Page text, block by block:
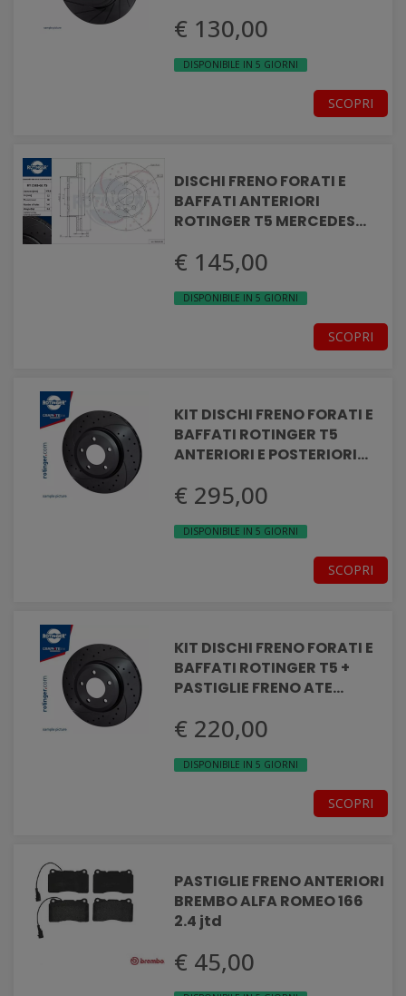
€ 130,00
DISPONIBILE IN 5 GIORNI
SCOPRI
DISCHI FRENO FORATI E
BAFFATI ANTERIORI
ROTINGER T5 MERCEDES
€ 145,00
DISPONIBILE IN 5 GIORNI
SCOPRI
KIT DISCHI FRENO FORATI E
BAFFATI ROTINGER T5
ANTERIORI E POSTERIORI
€ 295,00
DISPONIBILE IN 5 GIORNI
SCOPRI
KIT DISCHI FRENO FORATI E
BAFFATI ROTINGER T5 +
PASTIGLIE FRENO ATE
GIULIETTA
€ 220,00
DISPONIBILE IN 5 GIORNI
SCOPRI
PASTIGLIE FRENO ANTERIORI
BREMBO ALFA ROMEO 166
2.4 jtd
€ 45,00